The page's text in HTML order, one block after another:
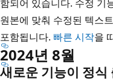
함되어 있습니다. 수정 기
원본에 맞춰 수정된 텍스
포함됩니다. 빠른 시작을
2024년 8월
새로운 기능이 정식